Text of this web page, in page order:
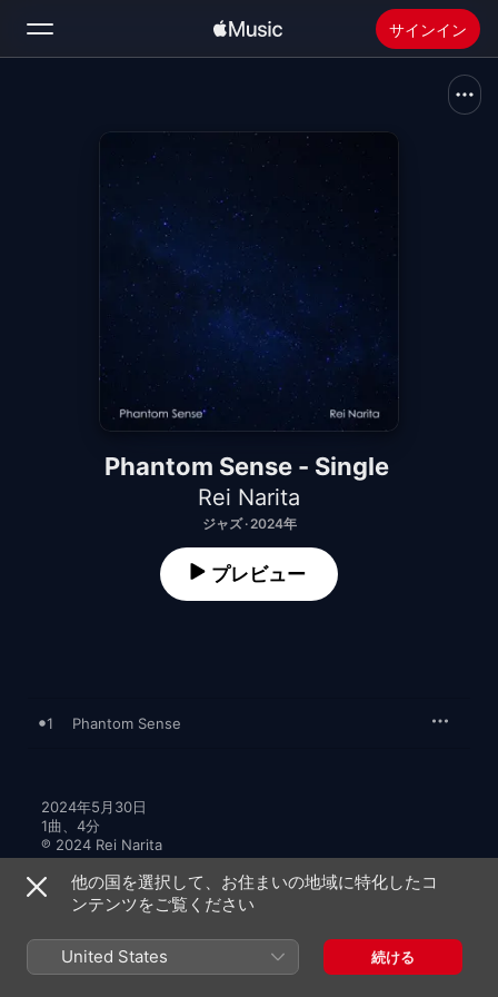
サインイン
新着おすすめ
Apple Musicをインストール
Phantom Sense - Single
Rei Narita
ジャズ · 2024年
プレビュー
1 Phantom Sense
2024年5月30日
1曲、4分
℗ 2024 Rei Narita
Rei Naritaのその他の作品
他の国を選択して、お住まいの地域に特化したコ
ンテンツをご覧ください
United States 続ける